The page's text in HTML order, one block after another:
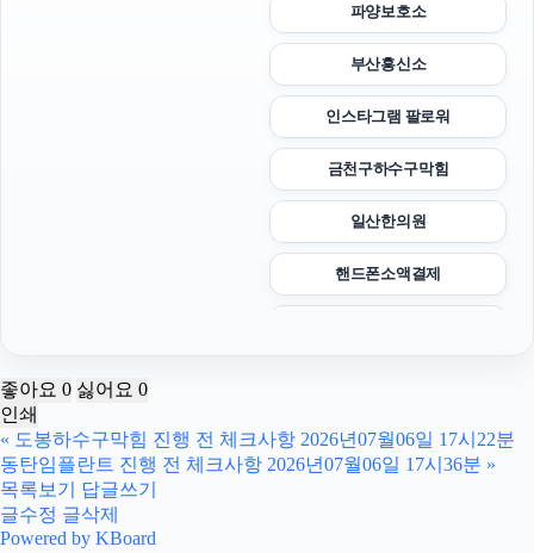
파양보호소
부산흥신소
인스타그램 팔로워
금천구하수구막힘
일산한의원
핸드폰소액결제
채무통합대환대출
좋아요 0 싫어요 0
인쇄
« 도봉하수구막힘 진행 전 체크사항 2026년07월06일 17시22분
동탄임플란트 진행 전 체크사항 2026년07월06일 17시36분 »
목록보기
답글쓰기
글수정 글삭제
Powered by KBoard